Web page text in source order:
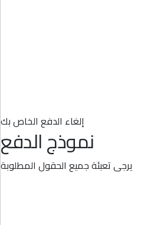
إلغاء الدفع الخاص بك
نموذج الدفع
يرجى تعبئة جميع الحقول المطلوبة